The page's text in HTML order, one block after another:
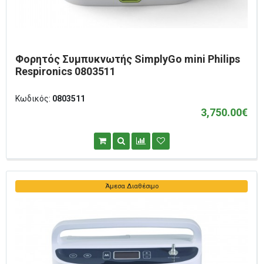
Φορητός Συμπυκνωτής SimplyGo mini Philips
Respironics 0803511
Κωδικός: 0803511
3,750.00€
Άμεσα Διαθέσιμο